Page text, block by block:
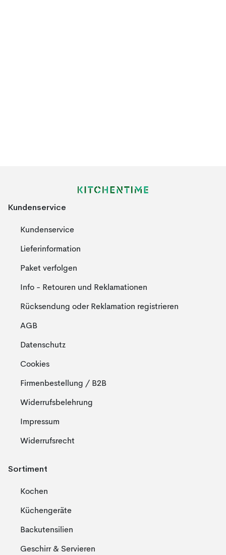
Kundenservice
Kundenservice
Lieferinformation
Paket verfolgen
Info - Retouren und Reklamationen
Rücksendung oder Reklamation registrieren
AGB
Datenschutz
Cookies
Firmenbestellung / B2B
Widerrufsbelehrung
Impressum
Widerrufsrecht
Sortiment
Kochen
Küchengeräte
Backutensilien
Geschirr & Servieren